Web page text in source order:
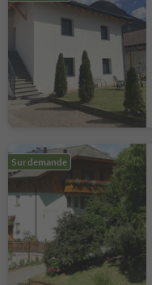
Sur demande